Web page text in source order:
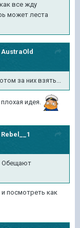
все жду
может леста
AustraOld
за них взять...
идея.
Rebel__1
Обещают
посмотреть как